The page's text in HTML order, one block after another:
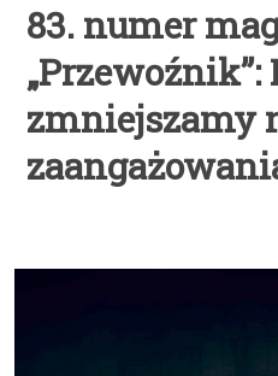
83. numer
„Przewoźnik”:
zmniejszamy